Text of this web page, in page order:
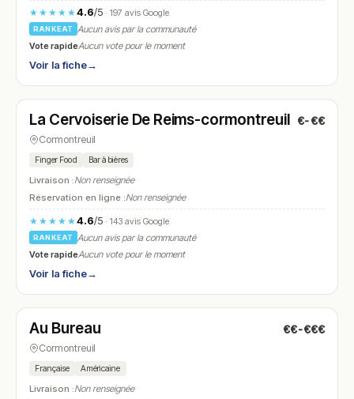
★★★★★4.6/5· 197 avis Google
RANKEAT
Aucun avis par la communauté
Vote rapideAucun vote pour le moment
Voir la fiche→
N° 7
La Cervoiserie De Reims-cormontreuil €-€€
Cormontreuil
Finger Food Bar à bières
Livraison :Non renseignée
Réservation en ligne :Non renseignée
★★★★★4.6/5· 143 avis Google
RANKEAT
Aucun avis par la communauté
Vote rapideAucun vote pour le moment
Voir la fiche→
N° 8
Au Bureau €€-€€€
Cormontreuil
Française Américaine
Livraison :Non renseignée